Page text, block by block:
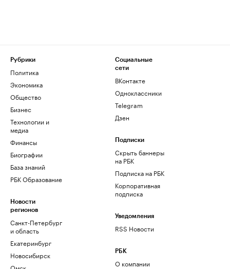
Рубрики
Политика
Экономика
Общество
Бизнес
Технологии и
медиа
Финансы
Биографии
База знаний
РБК Образование
Новости
регионов
Санкт-Петербург
и область
Екатеринбург
Новосибирск
Социальные
сети
ВКонтакте
Одноклассники
Telegram
Дзен
Подписки
Скрыть баннеры
на РБК
Подписка на РБК
Корпоративная
подписка
Уведомления
RSS Новости
РБК
О компании